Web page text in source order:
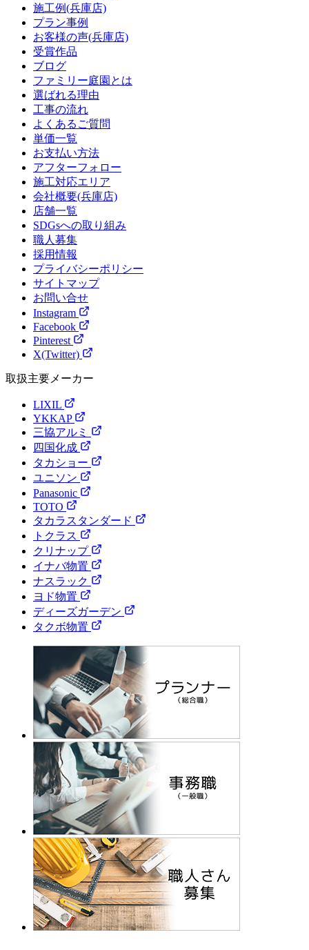
施工例(兵庫店)
プラン事例
お客様の声(兵庫店)
受賞作品
ブログ
ファミリー庭園とは
選ばれる理由
工事の流れ
よくあるご質問
単価一覧
お支払い方法
アフターフォロー
施工対応エリア
会社概要(兵庫店)
店舗一覧
SDGsへの取り組み
職人募集
採用情報
プライバシーポリシー
サイトマップ
お問い合せ
Instagram
Facebook
Pinterest
X(Twitter)
取扱主要メーカー
LIXIL
YKKAP
三協アルミ
四国化成
タカショー
ユニソン
Panasonic
TOTO
タカラスタンダード
トクラス
クリナップ
イナバ物置
ナスラック
ヨド物置
ディーズガーデン
タクボ物置